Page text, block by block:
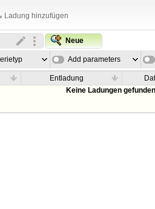
Ladung hinzufügen
Neue
Add parameters
Entladung
Keine Ladungen